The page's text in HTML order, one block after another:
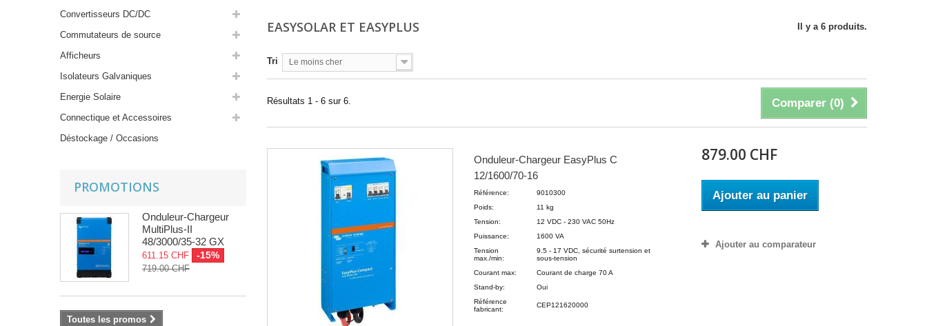
Convertisseurs DC/DC
Commutateurs de source
Afficheurs
Isolateurs Galvaniques
Energie Solaire
Connectique et Accessoires
Déstockage / Occasions
PROMOTIONS
Onduleur-Chargeur
MultiPlus-II
48/3000/35-32 GX
611.15 CHF -15%
719.00 CHF
Toutes les promos
EASYSOLAR ET EASYPLUS Il y a 6 produits.
Tri Le moins cher
Comparer (0)
Résultats 1 - 6 sur 6.
Onduleur-Chargeur EasyPlus C
12/1600/70-16
Référence:
9010300
Poids:
11 kg
Tension:
12 VDC - 230 VAC 50Hz
Puissance:
1600 VA
Tension
max./min:
9.5 - 17 VDC, sécurité surtension et
sous-tension
Courant max:
Courant de charge 70 A
Stand-by:
Oui
Référence
fabricant:
CEP121620000
879.00 CHF
Ajouter au panier
Ajouter au comparateur